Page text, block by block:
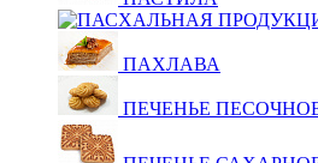
ПАХЛАВА
ПЕЧЕНЬЕ